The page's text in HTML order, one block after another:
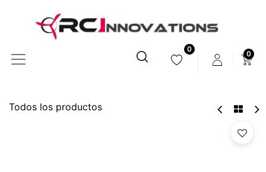
0
0
Todos los productos